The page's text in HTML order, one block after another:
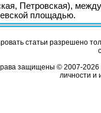
Петровская), между
площадью.
статьи разрешено
защищены © 2007-2026
личности и